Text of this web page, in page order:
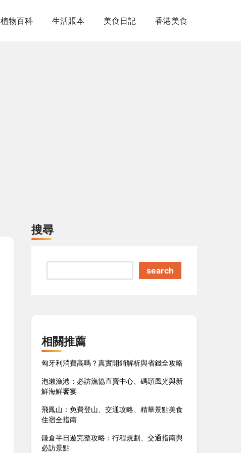
植物百科 生活賬本 美食日記 香港美食
搜尋
search
相關推薦
匈牙利消費高嗎？真實開銷解析與省錢全攻略
泡瀨漁港：必訪漁協直賣中心、碼頭風光與新
鮮海鮮饗宴
飛鳳山：免費登山、交通攻略、精華景點美食
住宿全指南
鎌倉半日遊完整攻略：行程規劃、交通指南與
必訪景點